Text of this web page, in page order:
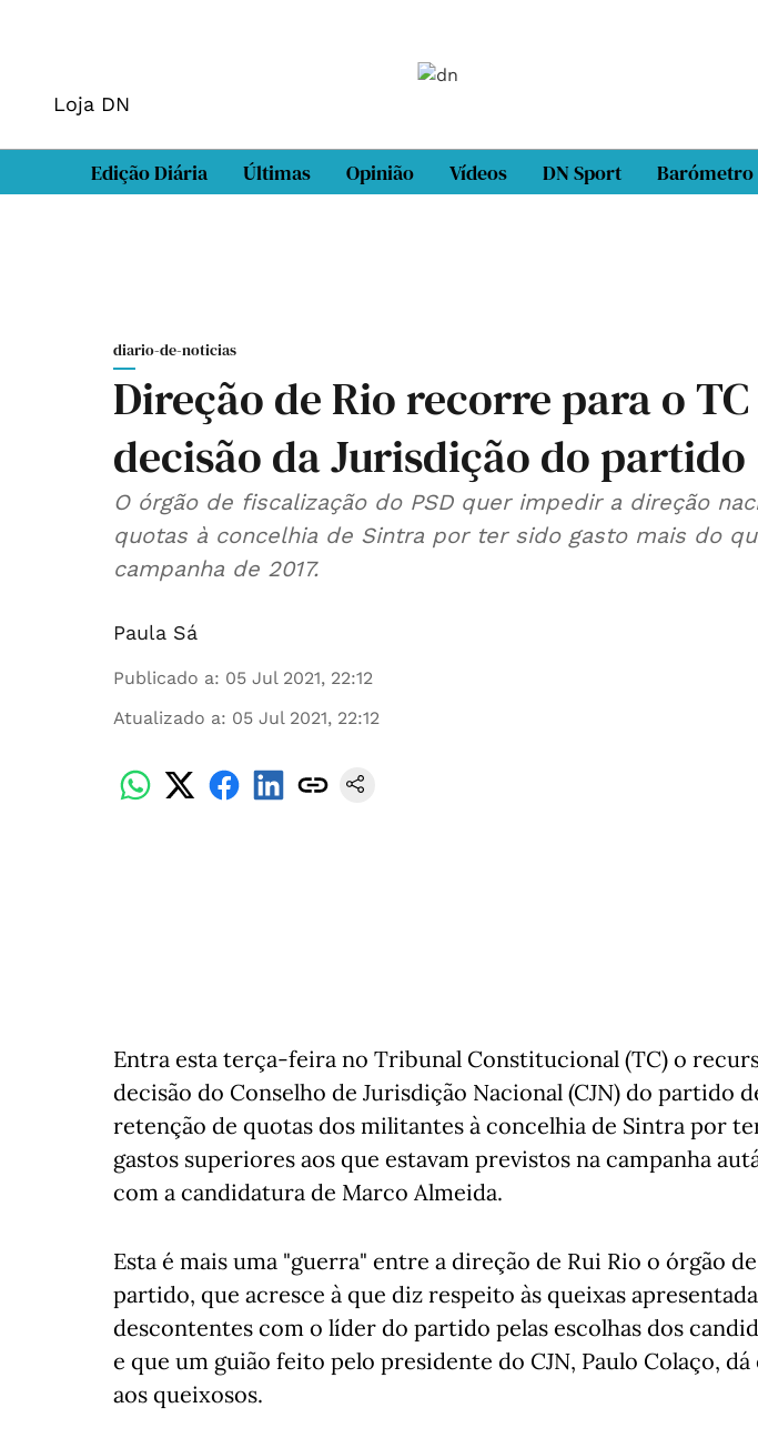
Loja DN
Edição Diária Últimas Opinião Vídeos DN Sport Barómetro
diario-de-noticias
Direção de Rio recorre para o
decisão da Jurisdição do partido
O órgão de fiscalização do PSD quer impedir a direção
quotas à concelhia de Sintra por ter sido gasto mais do
campanha de 2017.
Paula Sá
Publicado a: 05 Jul 2021, 22:12
Atualizado a: 05 Jul 2021, 22:12
Entra esta terça-feira no Tribunal Constitucional (TC) o
decisão do Conselho de Jurisdição Nacional (CJN) do partido
retenção de quotas dos militantes à concelhia de Sintra por
gastos superiores aos que estavam previstos na campanha
com a candidatura de Marco Almeida.
Esta é mais uma "guerra" entre a direção de Rui Rio o órgão
partido, que acresce à que diz respeito às queixas
descontentes com o líder do partido pelas escolhas dos
e que um guião feito pelo presidente do CJN, Paulo Colaço,
aos queixosos.